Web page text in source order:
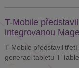
T-Mobile
integrovanou
T-Mobile představil
generaci tabletu T